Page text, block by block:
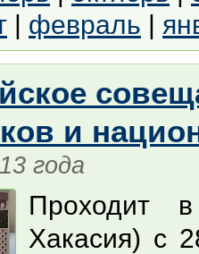
| февраль |
и
года
Проходит в
Хакасия) с